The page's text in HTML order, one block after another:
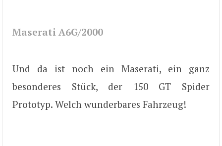
Maserati A6G/2000
Und da ist noch ein Maserati, ein ganz
besonderes Stück, der 150 GT Spider
Prototyp. Welch wunderbares Fahrzeug!